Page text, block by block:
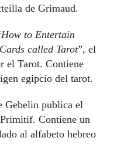
de Grimaud.
How to Entertain
called Tarot”, el
el Tarot. Contiene
egipcio del tarot.
Gebelin publica el
Contiene un
al alfabeto hebreo